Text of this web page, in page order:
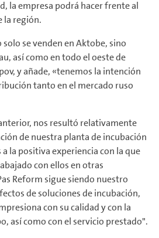
la empresa podrá hacer frente al
la región.
se venden en Aktobe, sino
así como en todo el oeste de
y añade, «tenemos la intención
tanto en el mercado ruso
nos resultó relativamente
de nuestra planta de incubación
la positiva experiencia con la que
con ellos en otras
Reform sigue siendo nuestro
de soluciones de incubación,
con su calidad y con la
así como con el servicio prestado".